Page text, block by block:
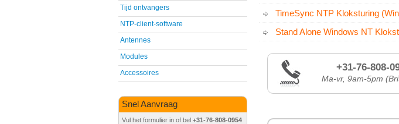
TimeSync NTP Kloksturing
Stand Alone Windows NT
+31-76-808-
Ma-vr, 9am-5pm
Tijd ontvangers
NTP-client-software
Antennes
Modules
Accessoires
Snel Aanvraag
Vul het formulier in of bel +31-76-808-0954